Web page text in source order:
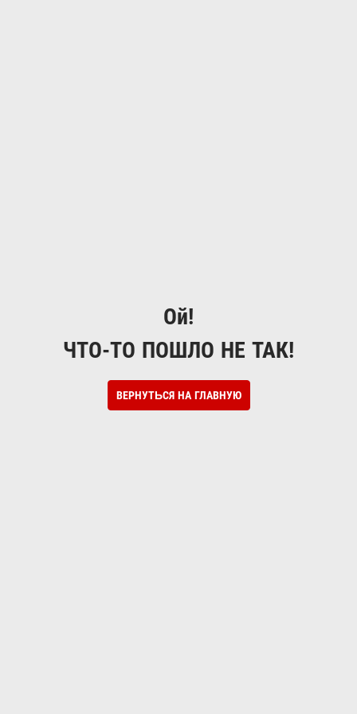
Ой!
ЧТО-ТО ПОШЛО НЕ ТАК!
ВЕРНУТЬСЯ НА ГЛАВНУЮ